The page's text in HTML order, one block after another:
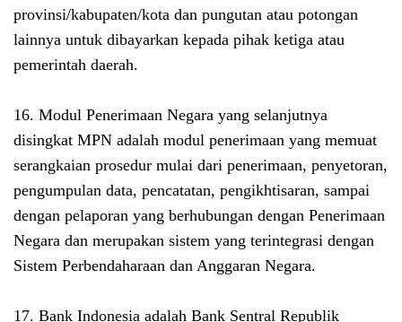
provinsi/kabupaten/kota dan pungutan atau potongan
lainnya untuk dibayarkan kepada pihak ketiga atau
pemerintah daerah.
16. Modul Penerimaan Negara yang selanjutnya
disingkat MPN adalah modul penerimaan yang memuat
serangkaian prosedur mulai dari penerimaan, penyetoran,
pengumpulan data, pencatatan, pengikhtisaran, sampai
dengan pelaporan yang berhubungan dengan Penerimaan
Negara dan merupakan sistem yang terintegrasi dengan
Sistem Perbendaharaan dan Anggaran Negara.
17. Bank Indonesia adalah Bank Sentral Republik